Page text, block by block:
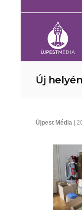
Új
Újpest Média |